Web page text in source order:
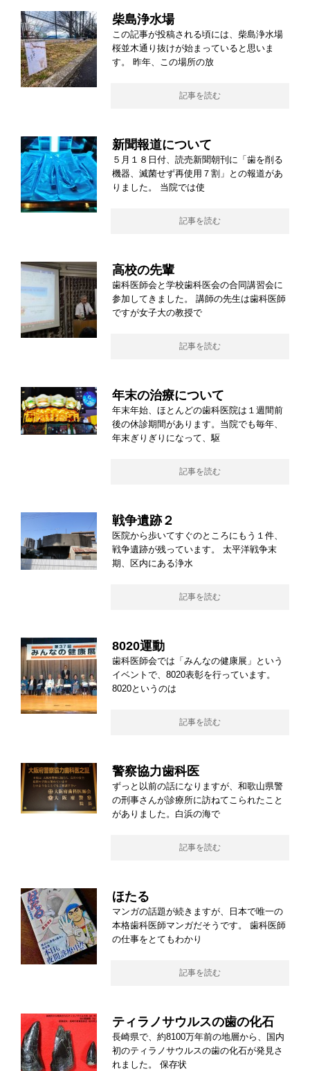
柴島浄水場
この記事が投稿される頃には、柴島浄水場
桜並木通り抜けが始まっていると思いま
す。 昨年、この場所の放
記事を読む
新聞報道について
５月１８日付、読売新聞朝刊に「歯を削る
機器、滅菌せず再使用７割」との報道があ
りました。 当院では使
記事を読む
高校の先輩
歯科医師会と学校歯科医会の合同講習会に
参加してきました。 講師の先生は歯科医師
ですが女子大の教授で
記事を読む
年末の治療について
年末年始、ほとんどの歯科医院は１週間前
後の休診期間があります。当院でも毎年、
年末ぎりぎりになって、駆
記事を読む
戦争遺跡２
医院から歩いてすぐのところにもう１件、
戦争遺跡が残っています。 太平洋戦争末
期、区内にある浄水
記事を読む
8020運動
歯科医師会では「みんなの健康展」という
イベントで、8020表彰を行っています。
8020というのは
記事を読む
警察協力歯科医
ずっと以前の話になりますが、和歌山県警
の刑事さんが診療所に訪ねてこられたこと
がありました。白浜の海で
記事を読む
ほたる
マンガの話題が続きますが、日本で唯一の
本格歯科医師マンガだそうです。 歯科医師
の仕事をとてもわかり
記事を読む
ティラノサウルスの歯の化石
長崎県で、約8100万年前の地層から、国内
初のティラノサウルスの歯の化石が発見さ
れました。 保存状